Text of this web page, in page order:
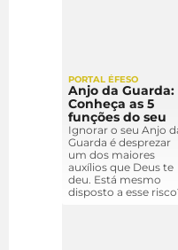
PORTAL ÉFESO
Anjo da Guarda:
Conheça as 5
funções do seu
Ignorar o seu Anjo
Guarda é desprezar
um dos maiores
auxílios que Deus te
deu. Está mesmo
disposto a esse